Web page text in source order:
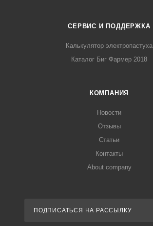
СЕРВИС И ПОДДЕРЖКА
Калькулятор электропастуха
Каталог Биг Фармер 2018
КОМПАНИЯ
Новости
Отзывы
Статьи
Контакты
About company
ПОДПИСАТЬСЯ НА РАССЫЛКУ